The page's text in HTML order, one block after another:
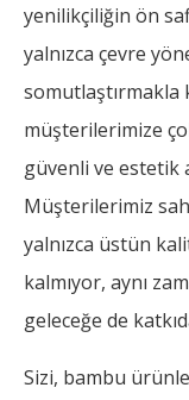
yenilikçiliğin ön
yalnızca çevre
somutlaştırmakla
müşterilerimize
güvenli ve estetik
Müşterilerimiz
yalnızca üstün
kalmıyor, aynı
geleceğe de
Sizi, bambu